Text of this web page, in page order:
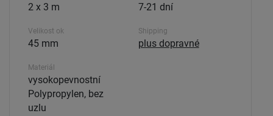
2 x 3 m
Velikost ok
45 mm
Materiál
vysokopevnostní
Polypropylen, bez
uzlu
7-21 dní
Shipping
plus dopravné